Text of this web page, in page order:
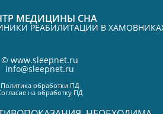
МЕДИЦИНЫ СНА
РЕАБИЛИТАЦИИ В
© www.sleepnet.ru
info@sleepnet.ru
Политика обработки ПД
на обработку ПД